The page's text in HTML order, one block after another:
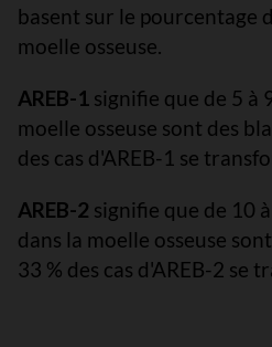
basent sur le pourcentage
moelle osseuse.
AREB-1 signifie que de 5 à
moelle osseuse sont des
des cas d'AREB-1 se
AREB-2 signifie que de 10
dans la moelle osseuse
33 % des cas d'AREB-2 se